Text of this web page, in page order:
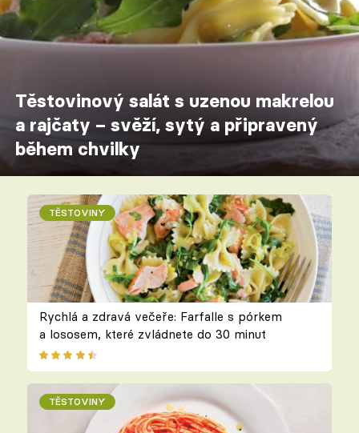
Těstovinový salát s uzenou makrelou
a rajčaty – svěží, sytý a připravený
během chvilky
TĚSTOVINY
Rychlá a zdravá večeře: Farfalle s pórkem
a lososem, které zvládnete do 30 minut
TĚSTOVINY